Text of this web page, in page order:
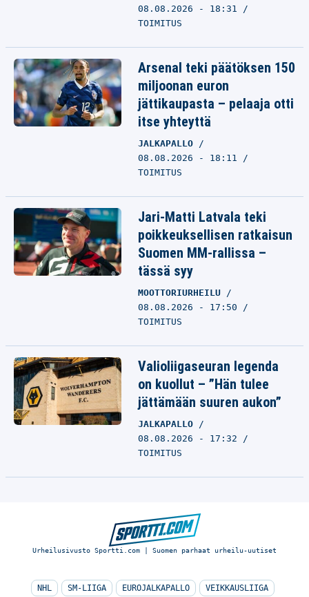
08.08.2026 - 18:31
TOIMITUS
Arsenal teki päätöksen 150
miljoonan euron
jättikaupasta – pelaaja otti
itse yhteyttä
JALKAPALLO
08.08.2026 - 18:11
TOIMITUS
Jari-Matti Latvala teki
poikkeuksellisen ratkaisun
Suomen MM-rallissa –
tässä syy
MOOTTORIURHEILU
08.08.2026 - 17:50
TOIMITUS
Valioliigaseuran legenda
on kuollut – ”Hän tulee
jättämään suuren aukon”
JALKAPALLO
08.08.2026 - 17:32
TOIMITUS
Urheilusivusto Sportti.com | Suomen parhaat urheilu-uutiset
NHL SM-LIIGA EUROJALKAPALLO VEIKKAUSLIIGA